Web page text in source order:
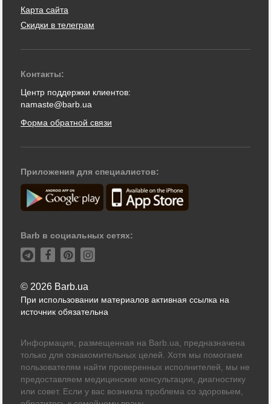
Карта сайта
Скидки в телеграм
Контакты:
Центр поддержки клиентов:
namaste@barb.ua
Форма обратной связи
Приложения для специалистов:
Barb в социальных сетях:
© 2026 Barb.ua
При использовании материалов активная ссылка на
источник обязательна
Информация, размещенная на Barb.ua, предназначена
только для ознакомительных целей. Хотя мы помогаем
пользователям найти проверенных исполнителей, мы не
предоставляем медицинские консультации, диагностику
или совет. Если у вас возникла проблема со здоровьем,